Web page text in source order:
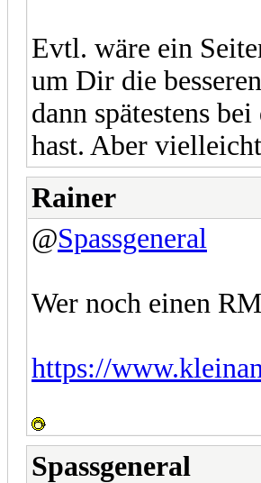
Evtl. wäre ein
um Dir die
dann spätestens
hast. Aber
Rainer
@Spassgeneral
Wer noch einen
https://
Spassgeneral